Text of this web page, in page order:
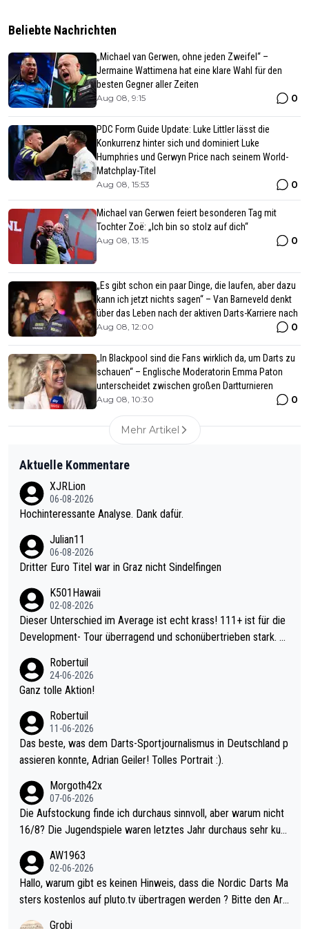
Beliebte Nachrichten
„Michael van Gerwen, ohne jeden Zweifel“ –
Jermaine Wattimena hat eine klare Wahl für den
besten Gegner aller Zeiten
Aug 08, 9:15 0
PDC Form Guide Update: Luke Littler lässt die
Konkurrenz hinter sich und dominiert Luke
Humphries und Gerwyn Price nach seinem World-
Matchplay-Titel
Aug 08, 15:53 0
Michael van Gerwen feiert besonderen Tag mit
Tochter Zoë: „Ich bin so stolz auf dich“
Aug 08, 13:15 0
„Es gibt schon ein paar Dinge, die laufen, aber dazu
kann ich jetzt nichts sagen“ – Van Barneveld denkt
über das Leben nach der aktiven Darts-Karriere nach
Aug 08, 12:00 0
„In Blackpool sind die Fans wirklich da, um Darts zu
schauen“ – Englische Moderatorin Emma Paton
unterscheidet zwischen großen Dartturnieren
Aug 08, 10:30 0
Mehr Artikel
Aktuelle Kommentare
XJRLion
06-08-2026
Hochinteressante Analyse. Dank dafür.
Julian11
06-08-2026
Dritter Euro Titel war in Graz nicht Sindelfingen
K501Hawaii
02-08-2026
Dieser Unterschied im Average ist echt krass! 111+ ist für die
Development- Tour überragend und schonübertrieben stark. U
mal 40+ erst recht. Da gewinnst keinen Blumentopf - ist ja noc
h krasser wie ein Pokalspiel eines Kreisligisten vs einem Bund
Robertuil
24-06-2026
Ganz tolle Aktion!
Robertuil
11-06-2026
Das beste, was dem Darts-Sportjournalismus in Deutschland p
assieren konnte, Adrian Geiler! Tolles Portrait :).
Morgoth42x
07-06-2026
Die Aufstockung finde ich durchaus sinnvoll, aber warum nicht
16/8? Die Jugendspiele waren letztes Jahr durchaus sehr kurz
Allerdings ist Mitchell Lawrie als Nummer 1 der Welt eh qualifi
ziert. Somit ändert die automatische Qualifikation des Weltmei
sters erstmal nichts. Ich denke sie wollen damit für nächstes J
AW1963
02-06-2026
Hallo, warum gibt es keinen Hinweis, dass die Nordic Darts Ma
sters kostenlos auf pluto.tv übertragen werden ? Bitte den Arti
Grobi